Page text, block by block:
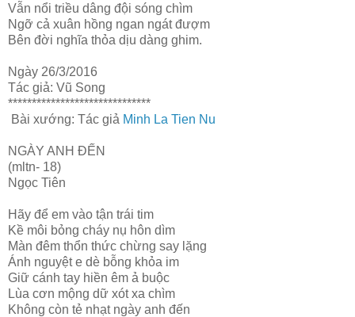
Vẫn nổi triều dâng đội sóng chìm
Ngỡ cả xuân hồng ngan ngát đượm
Bên đời nghĩa thỏa dịu dàng ghim.
Ngày 26/3/2016
Tác giả: Vũ Song
******************************
Bài xướng: Tác giả Minh La Tien Nu
NGÀY ANH ĐẾN
(mltn- 18)
Ngọc Tiên
Hãy để em vào tận trái tim
Kề môi bỏng cháy nụ hôn dìm
Màn đêm thổn thức chừng say lặng
Ánh nguyệt e dè bỗng khỏa im
Giữ cánh tay hiền êm ả buộc
Lùa cơn mộng dữ xót xa chìm
Không còn tẻ nhạt ngày anh đến